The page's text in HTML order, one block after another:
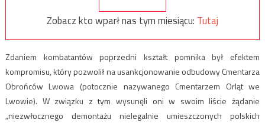
Zobacz kto wparł nas tym miesiącu: Tutaj
Zdaniem kombatantów poprzedni kształt pomnika był efektem
kompromisu, który pozwolił na usankcjonowanie odbudowy Cmentarza
Obrońców Lwowa (potocznie nazywanego Cmentarzem Orląt we
Lwowie). W związku z tym wysunęli oni w swoim liście żądanie
„niezwłocznego demontażu nielegalnie umieszczonych polskich